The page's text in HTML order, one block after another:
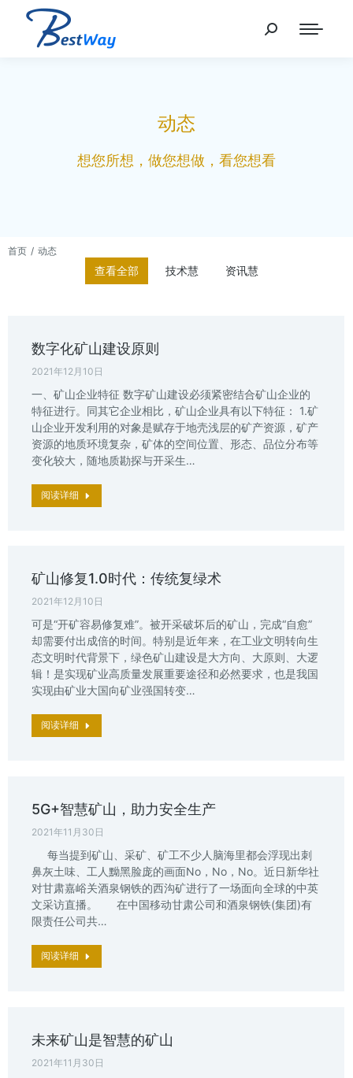
动态
想您所想，做您想做，看您想看
您在这里：
首页 动态
查看全部 技术慧 资讯慧
数字化矿山建设原则
2021年12月10日
一、矿山企业特征 数字矿山建设必须紧密结合矿山企业的
特征进行。同其它企业相比，矿山企业具有以下特征： 1.矿
山企业开发利用的对象是赋存于地壳浅层的矿产资源，矿产
资源的地质环境复杂，矿体的空间位置、形态、品位分布等
变化较大，随地质勘探与开采生…
阅读详细
矿山修复1.0时代：传统复绿术
2021年12月10日
可是“开矿容易修复难”。被开采破坏后的矿山，完成“自愈”
却需要付出成倍的时间。特别是近年来，在工业文明转向生
态文明时代背景下，绿色矿山建设是大方向、大原则、大逻
辑！是实现矿业高质量发展重要途径和必然要求，也是我国
实现由矿业大国向矿业强国转变…
阅读详细
5G+智慧矿山，助力安全生产
2021年11月30日
每当提到矿山、采矿、矿工不少人脑海里都会浮现出刺
鼻灰土味、工人黝黑脸庞的画面No，No，No。近日新华社
对甘肃嘉峪关酒泉钢铁的西沟矿进行了一场面向全球的中英
文采访直播。 在中国移动甘肃公司和酒泉钢铁(集团)有
限责任公司共…
阅读详细
未来矿山是智慧的矿山
2021年11月30日